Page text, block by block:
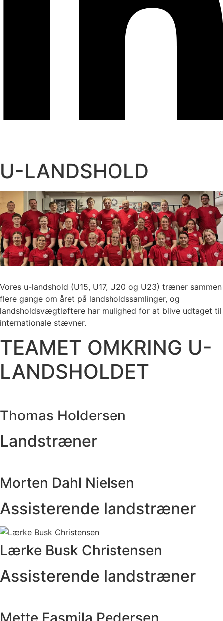
U-LANDSHOLD
Vores u-landshold (U15, U17, U20 og U23) træner sammen
flere gange om året på landsholdssamlinger, og
landsholdsvægtløftere har mulighed for at blive udtaget til
internationale stævner.
TEAMET OMKRING U-
LANDSHOLDET
Thomas Holdersen
Landstræner
Morten Dahl Nielsen
Assisterende landstræner
Lærke Busk Christensen
Assisterende landstræner
Mette Fasmila Pedersen